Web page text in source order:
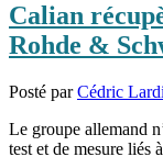
Calian
Rohde &
Posté parCédric
Le groupe allemand
test et de mesure liés